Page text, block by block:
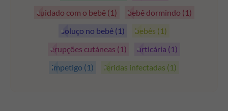
cuidado com o bebê (1) bebê dormindo (1)
soluço no bebê (1) bebês (1)
erupções cutáneas (1) urticária (1)
impetigo (1) feridas infectadas (1)